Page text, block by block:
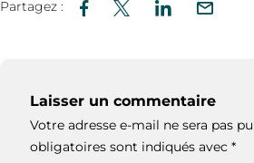
Partagez :
Laisser un commentaire
Votre adresse e-mail ne sera pas
obligatoires sont indiqués avec *